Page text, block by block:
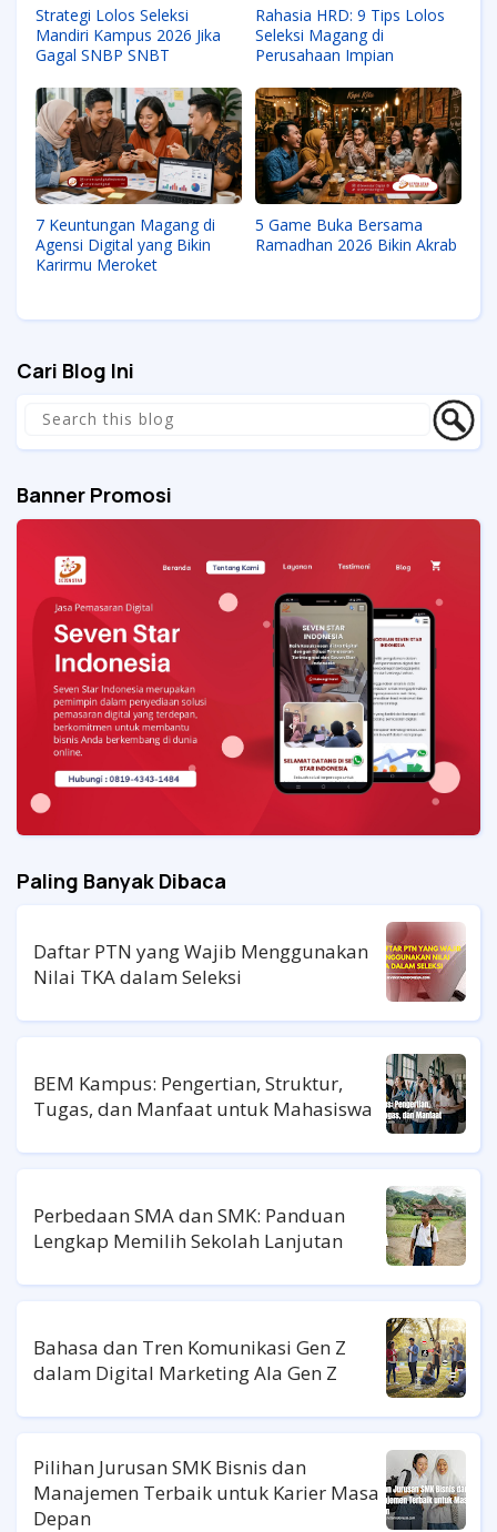
Strategi Lolos Seleksi
Mandiri Kampus 2026 Jika
Gagal SNBP SNBT
Rahasia HRD: 9 Tips Lolos
Seleksi Magang di
Perusahaan Impian
7 Keuntungan Magang di
Agensi Digital yang Bikin
Karirmu Meroket
5 Game Buka Bersama
Ramadhan 2026 Bikin Akrab
Cari Blog Ini
Banner Promosi
Paling Banyak Dibaca
Daftar PTN yang Wajib Menggunakan
Nilai TKA dalam Seleksi
BEM Kampus: Pengertian, Struktur,
Tugas, dan Manfaat untuk Mahasiswa
Perbedaan SMA dan SMK: Panduan
Lengkap Memilih Sekolah Lanjutan
Bahasa dan Tren Komunikasi Gen Z
dalam Digital Marketing Ala Gen Z
Pilihan Jurusan SMK Bisnis dan
Manajemen Terbaik untuk Karier Masa
Depan